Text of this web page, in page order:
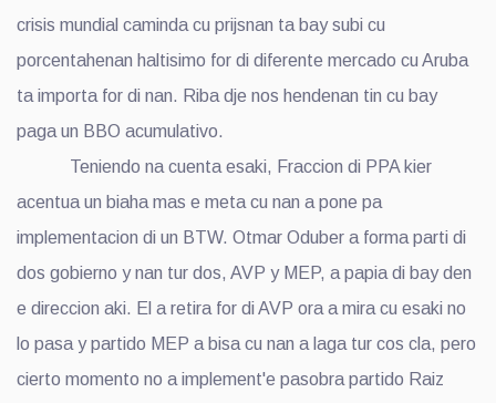
crisis mundial caminda cu prijsnan ta bay subi cu
porcentahenan haltisimo for di diferente mercado cu Aruba
ta importa for di nan. Riba dje nos hendenan tin cu bay
paga un BBO acumulativo.
Teniendo na cuenta esaki, Fraccion di PPA kier
acentua un biaha mas e meta cu nan a pone pa
implementacion di un BTW. Otmar Oduber a forma parti di
dos gobierno y nan tur dos, AVP y MEP, a papia di bay den
e direccion aki. El a retira for di AVP ora a mira cu esaki no
lo pasa y partido MEP a bisa cu nan a laga tur cos cla, pero
cierto momento no a implement'e pasobra partido Raiz